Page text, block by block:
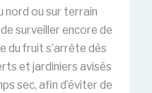
nord ou sur terrain
surveiller encore de
du fruit s’arrête dès
et jardiniers avisés
sec, afin d’éviter de